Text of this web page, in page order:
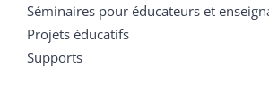
Séminaires pour éducateurs et
Projets éducatifs
Supports